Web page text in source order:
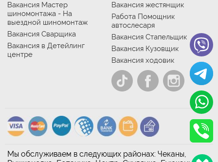
Вакансия Мастер
шиномонтажа - На
выездной шиномонтаж
Вакансия Сварщика
Вакансия в Детейлинг
центре
Вакансия жестянщик
Работа Помощник
автослесаря
Вакансия Стапельщик
Вакансия Кузовщик
Вакансия ходовик
Мы обслуживаем в следующих районах: Чеканы,